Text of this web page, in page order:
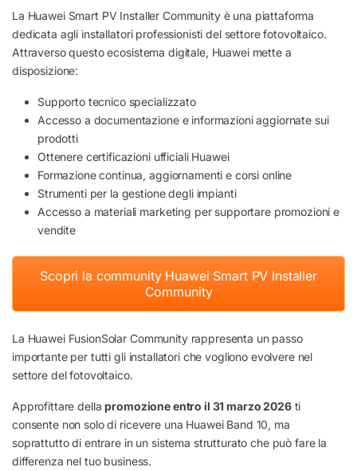
La Huawei Smart PV Installer Community è una piattaforma
dedicata agli installatori professionisti del settore fotovoltaico.
Attraverso questo ecosistema digitale, Huawei mette a
disposizione:
Supporto tecnico specializzato
Accesso a documentazione e informazioni aggiornate sui
prodotti
Ottenere certificazioni ufficiali Huawei
Formazione continua, aggiornamenti e corsi online
Strumenti per la gestione degli impianti
Accesso a materiali marketing per supportare promozioni e
vendite
Scopri la community Huawei Smart PV Installer
Community
La Huawei FusionSolar Community rappresenta un passo
importante per tutti gli installatori che vogliono evolvere nel
settore del fotovoltaico.
Approfittare dellapromozione entro il 31 marzo 2026ti
consente non solo di ricevere una Huawei Band 10, ma
soprattutto di entrare in un sistema strutturato che può fare la
differenza nel tuo business.